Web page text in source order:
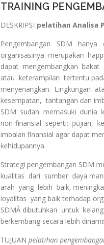
TRAINING
DESKRIPSI pelatihan Analisa
Pengembangan SDM
organisasinya merupakan
dapat mengembangkan bakat
atau keterampilan tertentu
menyenangkan. Lingkungan
kesempatan, tantangan dan
SDM sudah memasuki dunia
non-finansial seperti; pujian,
imbalan finansial agar dapat
kehidupannya.
Strategi pengembangan SDM
kualitas dari sumber daya
arah yang lebih baik,
loyalitas yang baik terhadap
SDMÂ dibutuhkan untuk
berkembang secara lebih
TUJUAN pelatihan